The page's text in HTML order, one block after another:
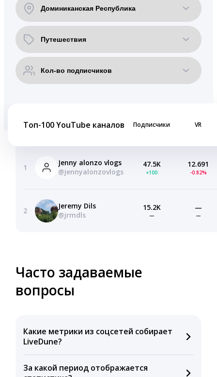
Топ-100 YouTube каналов Подписчики VR
1
Jenny alonzo vlogs
@jennyalonzovlogs
47.5K
+100
12.691
-0.82%
2
Jeremy Dils
@jrmdls
15.2K
—
—
—
Часто задаваемые
вопросы
Какие метрики из соцсетей собирает
LiveDune?
комментариев, кликов, репостов, охватов и
За какой период отображается